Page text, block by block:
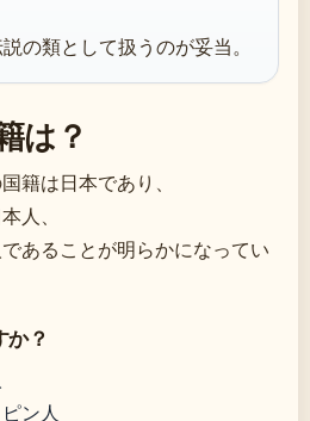
の類として扱うのが妥当。
は？
籍は日本であり、
人、
あることが明らかになってい
か？
ン人